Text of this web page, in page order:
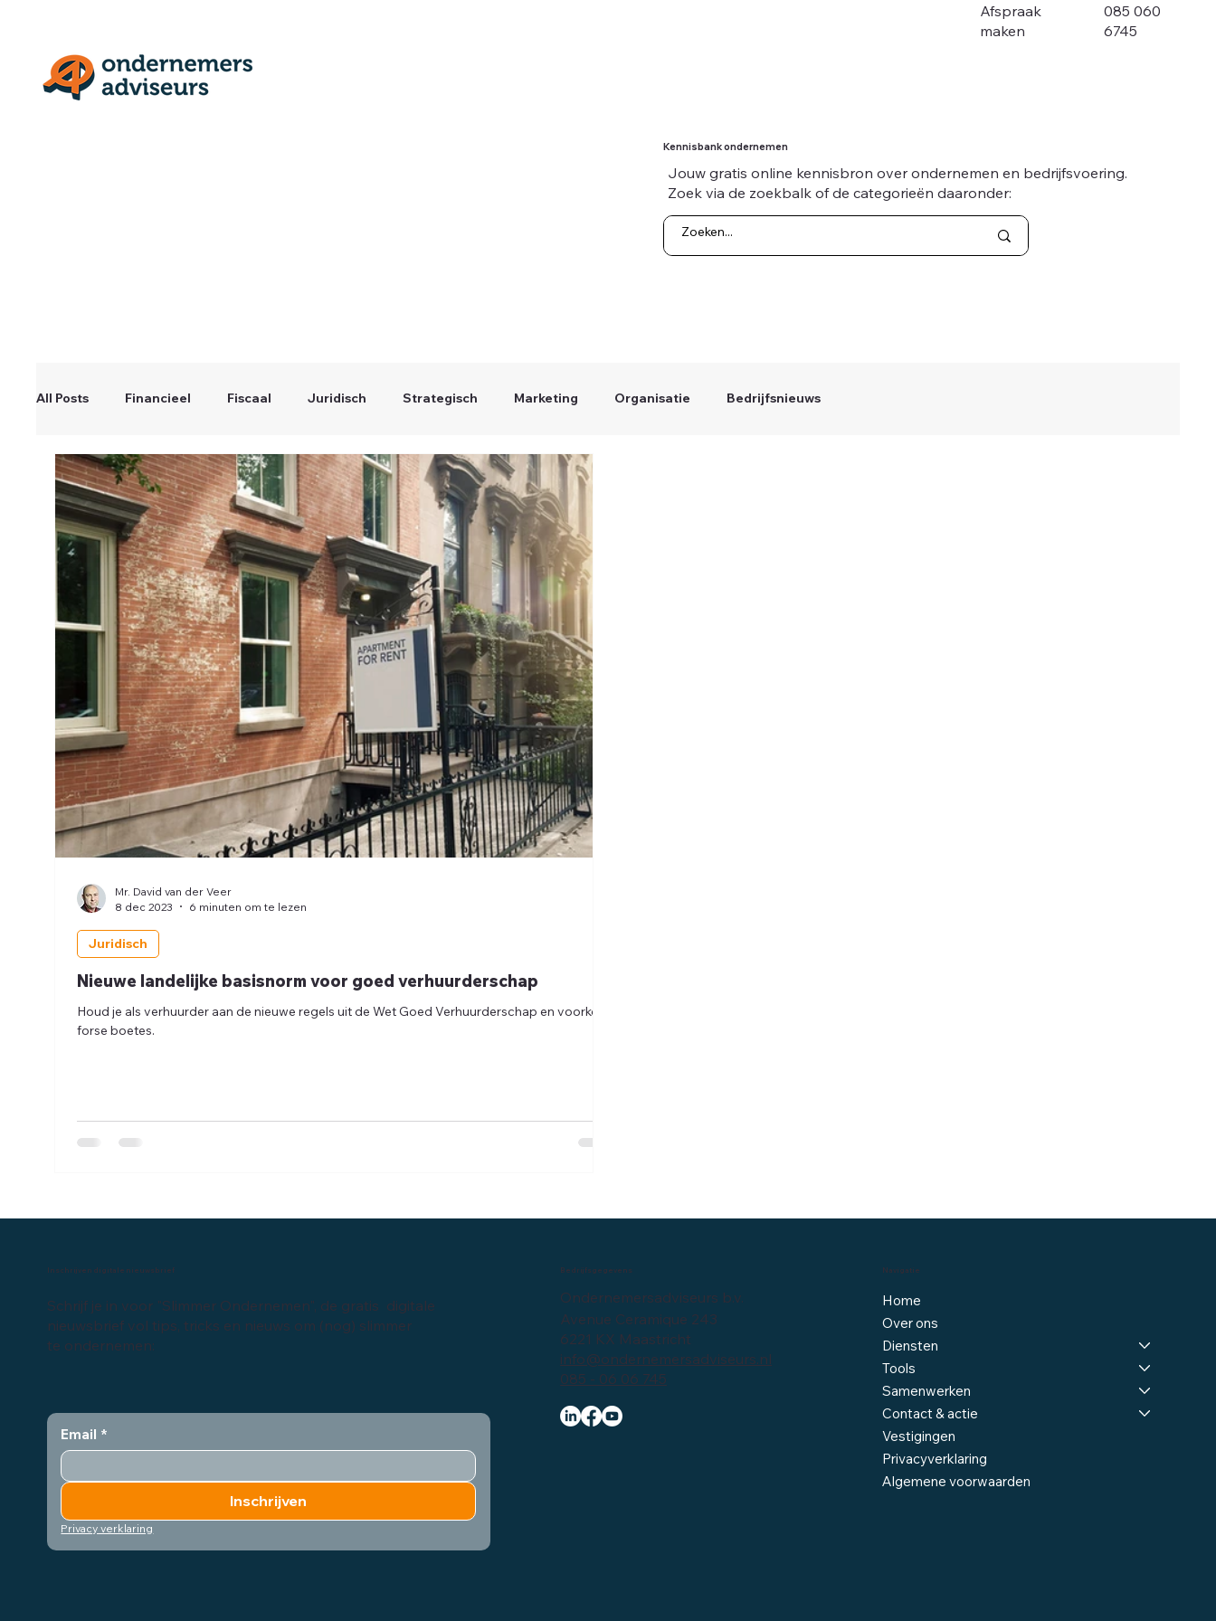
Afspraak
maken
085 060
6745
Kennisbank ondernemen
Jouw gratis online kennisbron over ondernemen en bedrijfsvoering.
Zoek via de zoekbalk of de categorieën daaronder:
All Posts Financieel Fiscaal Juridisch Strategisch Marketing Organisatie Bedrijfsnieuws
Nieuwe landelijke basisnorm voor goed verhuurderschap
Houd je als verhuurder aan de nieuwe regels uit de Wet Goed Verhuurderschap en voorkom
forse boetes.
Juridisch
Mr. David van der Veer
8 dec 2023
6 minuten om te lezen
Inschrijven digitale nieuwsbrief
Schrijf je in voor "Slimmer Ondernemen", de gratis digitale
nieuwsbrief vol tips, tricks en nieuws om (nog) slimmer
te ondernemen:
Bedrijfsgegevens
Ondernemersadviseurs b.v.
Avenue Ceramique 243
6221 KX Maastricht
info@ondernemersadviseurs.nl
085 - 06 06 745
Navigatie
Home
Over ons
Diensten
Tools
Samenwerken
Contact & actie
Vestigingen
Privacyverklaring
Algemene voorwaarden
Email *
Inschrijven
Privacy verklaring